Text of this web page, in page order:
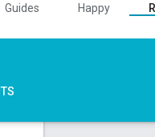
Guides Happy